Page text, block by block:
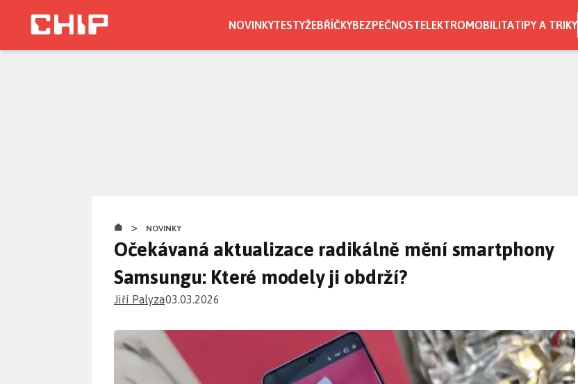
NOVINKYTESTYŽEBŘÍČKYBEZPEČNOSTELEKTROMOBILITATIPY A TRIKY
> NOVINKY
Očekávaná aktualizace radikálně mění smartphony
Samsungu: Které modely ji obdrží?
Jiří Palyza03.03.2026